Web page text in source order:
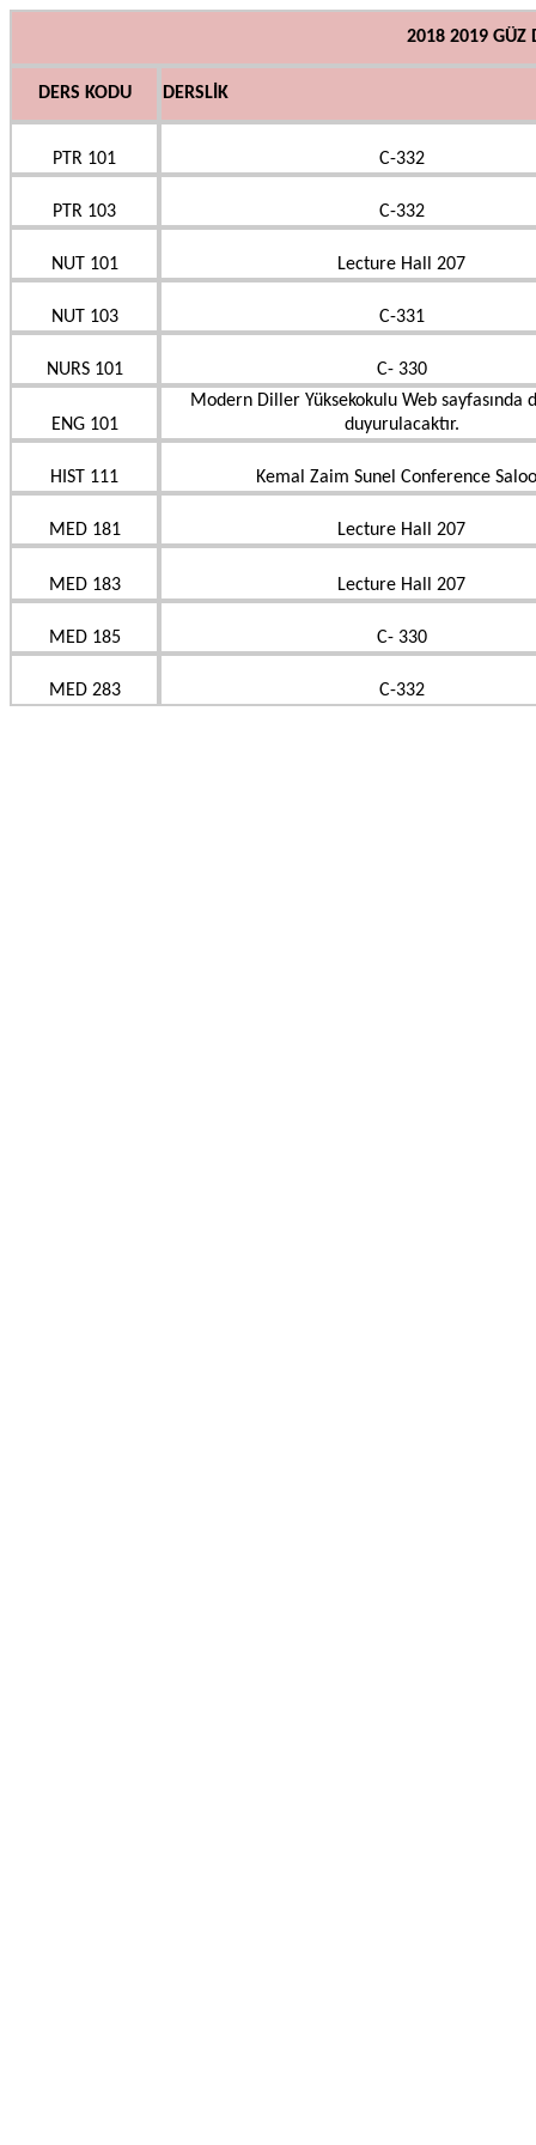
2018 2019 GÜZ
DERS KODU DERSLİK
PTR 101 C-332
PTR 103 C-332
NUT 101 Lecture Hall 207
NUT 103 C-331
NURS 101 C- 330
ENG 101
Modern Diller Yüksekokulu Web sayfasında
duyurulacaktır.
HIST 111 Kemal Zaim Sunel Conference
MED 181 Lecture Hall 207
MED 183 Lecture Hall 207
MED 185 C- 330
MED 283 C-332